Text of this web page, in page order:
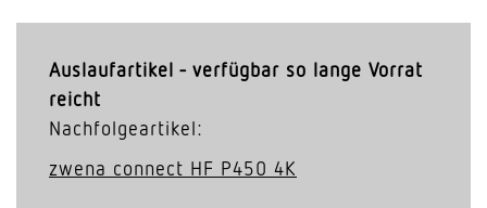
Auslaufartikel - verfügbar so lange Vorrat
reicht
Nachfolgeartikel:
zwena connect HF P450 4K